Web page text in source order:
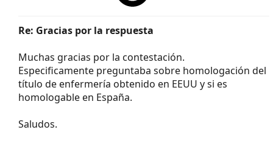
Re: Gracias por la respuesta
Muchas gracias por la contestación.
Especificamente preguntaba sobre homologación del
título de enfermería obtenido en EEUU y si es
homologable en España.
Saludos.